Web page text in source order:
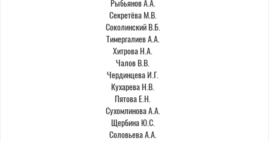
Рыбьянов А.А.
Секретёва М.В.
Соколинский В.Б.
Тимергалиев А.А.
Хитрова Н.А.
Чалов В.В.
Чердинцева И.Г.
Кухарева Н.В.
Пятова Е.Н.
Сухомлинова А.А.
Щербина Ю.С.
Соловьева А.А.